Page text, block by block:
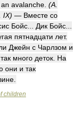
avalanche. (A.
IX) — Вместе со
Бойс... Дик Бойс...
пятнадцати лет.
Джейн с Чарлзом и
много деток. На
они и так
children